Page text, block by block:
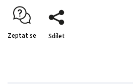
Zeptat se Sdílet